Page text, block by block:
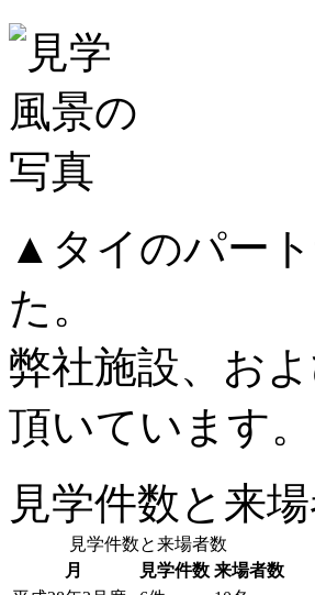
▲タイのパー
た。
弊社施設、お
頂いています。
見学件数と来
見学件数と来場者数
月
見学件数 来場者数